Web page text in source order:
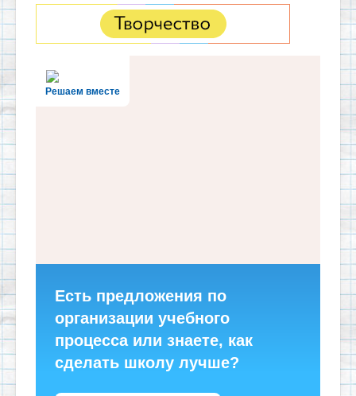
Решаем вместе
Есть предложения по
организации учебного
процесса или знаете, как
сделать школу лучше?